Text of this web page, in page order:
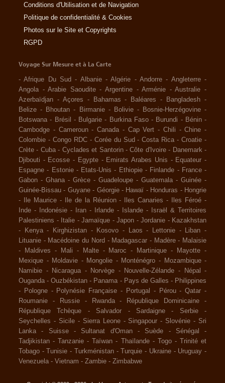
Conditions d'Utilisation et de Navigation
Politique de confidentialité & Cookies
Photos sur le Site et Copyrights
RGPD
Voyage Sur Mesure et à La Carte
-Afrique Du Sud - Albanie -Algérie -Andorre - Angleterre -
Angola -Arabie Saoudite -Argentine -Arménie -Australie -
Azerbaïdjan - Açores - Bahamas - Baléares - Bangladesh -
Belize - Bhoutan - Birmanie - Bolivie - Bosnie-Herzégovine -
Botswana - Brésil - Bulgarie - Burkina Faso - Burundi - Bénin -
Cambodge - Cameroun - Canada - Cap Vert - Chili -Chine -
Colombie - Congo RDC - Corée du Sud -Costa Rica -Croatie -
Crète - Cuba - Cyclades et Santorin -Côte d'Ivoire - Danemark -
Djibouti - Ecosse - Egypte - Emirats Arabes Unis - Equateur -
Espagne - Estonie - Etats-Unis - Ethiopie - Finlande - France -
Gabon - Ghana - Grèce - Guadeloupe - Guatemala - Guinée -
Guinée-Bissau - Guyane - Géorgie - Hawaï - Honduras - Hongrie
-
Ile Maurice - Ile de la Réunion - Iles Canaries - Iles Féroé -
Inde - Indonésie - Iran - Irlande - Islande -
Israël & Territoires
Palestiniens - Italie - Jamaïque - Japon - Jordanie - Kazakhstan
-
Kenya - Kirghizistan - Kosovo - Laos - Lettonie - Liban -
Lituanie - Macédoine du Nord - Madagascar - Madère - Malaisie
-
Maldives - Mali - Malte - Maroc - Martinique - Mayotte -
Mexique - Moldavie - Mongolie - Monténégro - Mozambique -
Namibie - Nicaragua - Norvège - Nouvelle-Zélande - Népal
-
Ouganda -Ouzbékistan - Panama - Pays de Galles - Philippines
-
Pologne - Polynésie Française - Portugal - Pérou -Qatar -
Roumanie
- Russie - Rwanda - République Dominicaine
-
République Tchèque
- Salvador - Sardaigne - Serbie
-
Seychelles - Sicile - Sierra Leone - Singapour - Slovénie - Sri
Lanka
- Suisse - Sultanat d'Oman - Suède - Sénégal
-
Tadjikistan - Tanzanie - Taïwan - Thaïlande - Togo -
Trinité et
Tobago - Tunisie - Turkménistan - Turquie - Ukraine - Uruguay -
Venezuela - Vietnam - Zambie - Zimbabwe